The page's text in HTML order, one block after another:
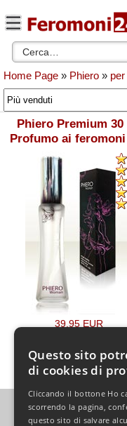
Home Page » Phiero »
Phiero Premium 30
Profumo ai
39,95 EUR
(Prezzo base: 133,17 EUR/100
Visualizzati
Questo sito
di cookies di
Cliccando il bottone Ho
scorrendo la pagina,
questo sito di salvare